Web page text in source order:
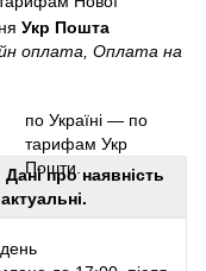
Укр Пошта
оплата, Оплата на
по Україні — по
тарифам Укр
Пошти.
Дані про наявність
актуальні.